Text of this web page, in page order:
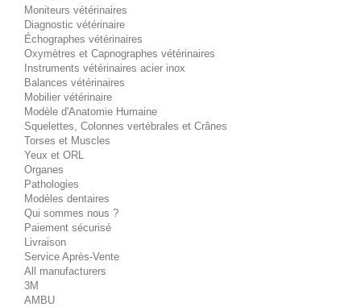
Moniteurs vétérinaires
Diagnostic vétérinaire
Échographes vétérinaires
Oxymètres et Capnographes vétérinaires
Instruments vétérinaires acier inox
Balances vétérinaires
Mobilier vétérinaire
Modèle d'Anatomie Humaine
Squelettes, Colonnes vertébrales et Crânes
Torses et Muscles
Yeux et ORL
Organes
Pathologies
Modèles dentaires
Qui sommes nous ?
Paiement sécurisé
Livraison
Service Après-Vente
All manufacturers
3M
AMBU